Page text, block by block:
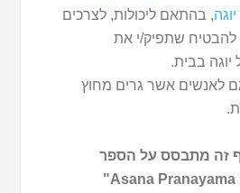
, בהתאם ליכולות, לצרכים
להבטיח שתפיק/י את
בבית.
לאנשים אשר גרים מחוץ
זה מתבסס על הספר
"Asana Pranayama Mudra Bandha"